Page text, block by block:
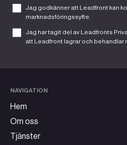
Jag godkänner att Leadfront kan
marknadsföringssyfte.
Jag har tagit del av Leadfronts
att Leadfront lagrar och behandlar
NAVIGATION
Hem
Om oss
Tjänster